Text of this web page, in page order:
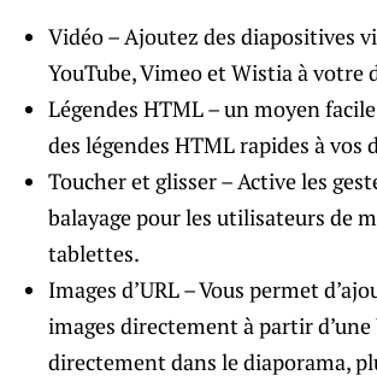
Vidéo – Ajoutez des diapositives
YouTube, Vimeo et Wistia à votre
Légendes HTML – un moyen
des légendes HTML rapides à vos
Toucher et glisser – Active les
balayage pour les utilisateurs de
tablettes.
Images d’URL – Vous permet
images directement à partir d’une
directement dans le diaporama,